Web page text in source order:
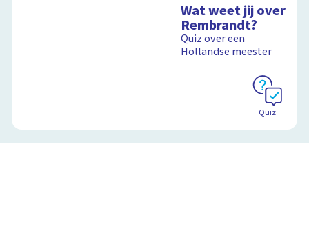
Wat weet jij over
Rembrandt?
Quiz over een
Hollandse meester
Quiz